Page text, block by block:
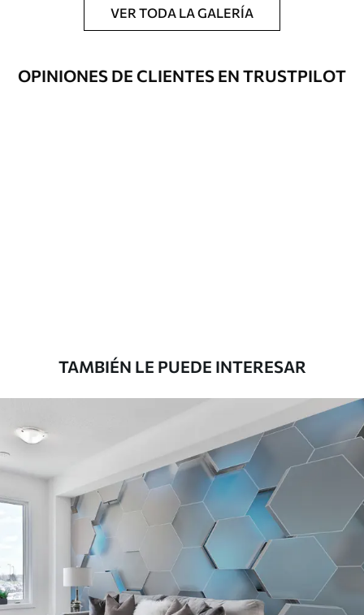
esponja suave. Los murales de pared con
recubrimiento de barniz pueden
Método de
Hasta 360 cm de altura: aplicación sin
Vinilo Premium
43816.6726290.00$/m²
VER TODA LA GALERÍA
OPINIONES DE CLIENTES EN TRUSTPILOT
TAMBIÉN LE PUEDE INTERESAR